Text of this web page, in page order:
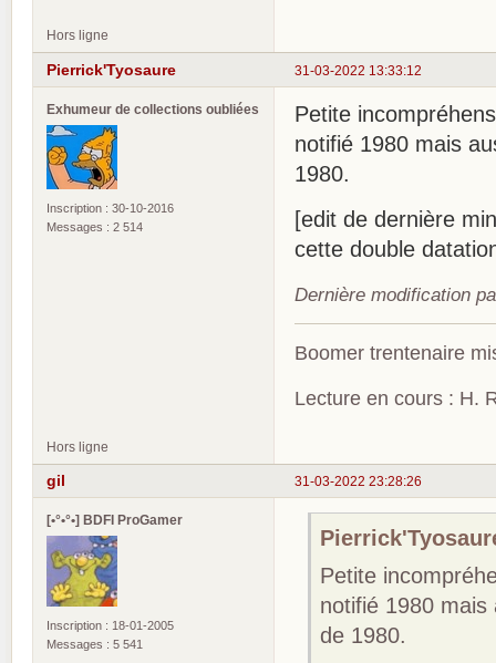
Hors ligne
31-03-2022 13:33:12
Pierrick'Tyosaure
Exhumeur de collections oubliées
Inscription : 30-10-2016
Messages : 2 514
Petite
notifié 1980 mais
1980.
[edit de dernière
cette double
Dernière modification
Boomer trentenaire
Lecture en cours : H.
Hors ligne
31-03-2022 23:28:26
gil
[•°•°•] BDFI ProGamer
Inscription : 18-01-2005
Messages : 5 541
Petite
notifié 1980
de 1980.